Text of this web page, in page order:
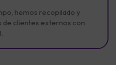
hemos recopilado y
de clientes externos con